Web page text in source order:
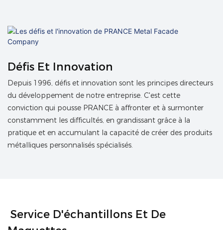
Défis Et Innovation
Depuis 1996, défis et innovation sont les principes directeurs
du développement de notre entreprise. C'est cette
conviction qui pousse PRANCE à affronter et à surmonter
constamment les difficultés, en grandissant grâce à la
pratique et en accumulant la capacité de créer des produits
métalliques personnalisés spécialisés.
Service D'échantillons Et De